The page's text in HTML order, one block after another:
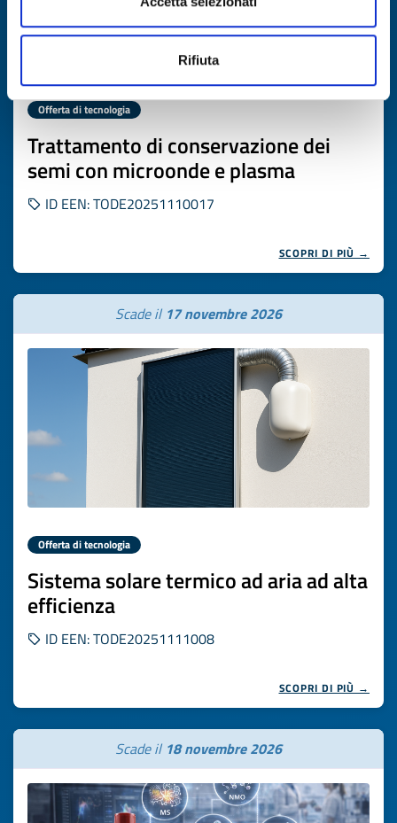
Rifiuta
Offerta di tecnologia
Trattamento di conservazione dei
semi con microonde e plasma
ID EEN: TODE20251110017
SCOPRI DI PIÙ →
Scade il 17 novembre 2026
Offerta di tecnologia
Sistema solare termico ad aria ad alta
efficienza
ID EEN: TODE20251111008
SCOPRI DI PIÙ →
Scade il 18 novembre 2026